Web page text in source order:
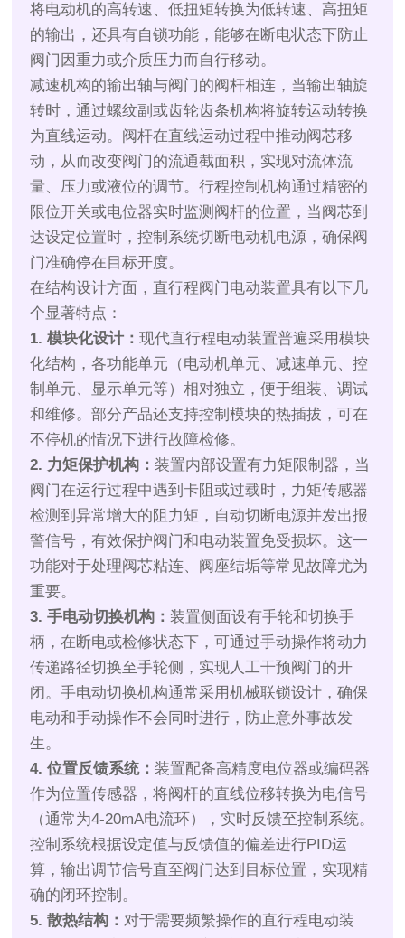
将电动机的高转速、低扭矩转换为低转速、高扭矩
的输出，还具有自锁功能，能够在断电状态下防止
阀门因重力或介质压力而自行移动。
减速机构的输出轴与阀门的阀杆相连，当输出轴旋
转时，通过螺纹副或齿轮齿条机构将旋转运动转换
为直线运动。阀杆在直线运动过程中推动阀芯移
动，从而改变阀门的流通截面积，实现对流体流
量、压力或液位的调节。行程控制机构通过精密的
限位开关或电位器实时监测阀杆的位置，当阀芯到
达设定位置时，控制系统切断电动机电源，确保阀
门准确停在目标开度。
在结构设计方面，直行程阀门电动装置具有以下几
个显著特点：
1. 模块化设计：现代直行程电动装置普遍采用模块
化结构，各功能单元（电动机单元、减速单元、控
制单元、显示单元等）相对独立，便于组装、调试
和维修。部分产品还支持控制模块的热插拔，可在
不停机的情况下进行故障检修。
2. 力矩保护机构：装置内部设置有力矩限制器，当
阀门在运行过程中遇到卡阻或过载时，力矩传感器
检测到异常增大的阻力矩，自动切断电源并发出报
警信号，有效保护阀门和电动装置免受损坏。这一
功能对于处理阀芯粘连、阀座结垢等常见故障尤为
重要。
3. 手电动切换机构：装置侧面设有手轮和切换手
柄，在断电或检修状态下，可通过手动操作将动力
传递路径切换至手轮侧，实现人工干预阀门的开
闭。手电动切换机构通常采用机械联锁设计，确保
电动和手动操作不会同时进行，防止意外事故发
生。
4. 位置反馈系统：装置配备高精度电位器或编码器
作为位置传感器，将阀杆的直线位移转换为电信号
（通常为4-20mA电流环），实时反馈至控制系统。
控制系统根据设定值与反馈值的偏差进行PID运
算，输出调节信号直至阀门达到目标位置，实现精
确的闭环控制。
5. 散热结构：对于需要频繁操作的直行程电动装